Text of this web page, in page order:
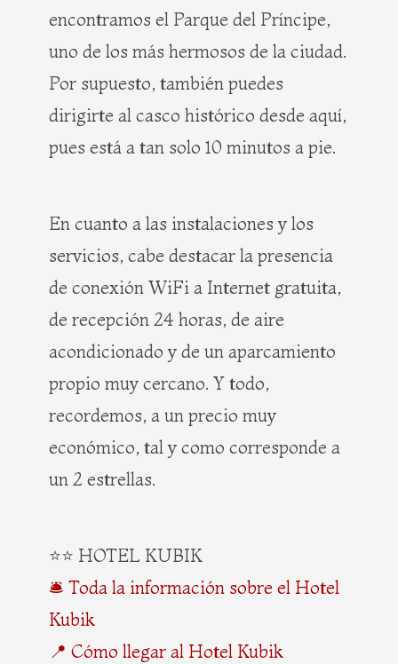
encontramos el Parque del Príncipe,
uno de los más hermosos de la ciudad.
Por supuesto, también puedes
dirigirte al casco histórico desde aquí,
pues está a tan solo 10 minutos a pie.
En cuanto a las instalaciones y los
servicios, cabe destacar la presencia
de conexión WiFi a Internet gratuita,
de recepción 24 horas, de aire
acondicionado y de un aparcamiento
propio muy cercano. Y todo,
recordemos, a un precio muy
económico, tal y como corresponde a
un 2 estrellas.
⭐⭐ HOTEL KUBIK
🛎️ Toda la información sobre el Hotel
Kubik
📍 Cómo llegar al Hotel Kubik